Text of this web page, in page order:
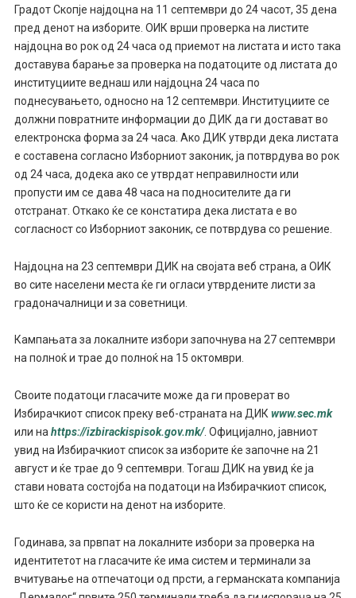
Градот Скопје најдоцна на 11 септември до 24 часот, 35 дена
пред денот на изборите. ОИК врши проверка на листите
најдоцна во рок од 24 часа од приемот на листата и исто така
доставува барање за проверка на податоците од листата до
институциите веднаш или најдоцна 24 часа по
поднесувањето, односно на 12 септември. Институциите се
должни повратните информации до ДИК да ги достават во
електронска форма за 24 часа. Ако ДИК утврди дека листата
е составена согласно Изборниот законик, ја потврдува во рок
од 24 часа, додека ако се утврдат неправилности или
пропусти им се дава 48 часа на подносителите да ги
отстранат. Откако ќе се констатира дека листата е во
согласност со Изборниот законик, се потврдува со решение.
Најдоцна на 23 септември ДИК на својата веб страна, а ОИК
во сите населени места ќе ги огласи утврдените листи за
градоначалници и за советници.
Кампањата за локалните избори започнува на 27 септември
на полноќ и трае до полноќ на 15 октомври.
Своите податоци гласачите може да ги проверат во
Избирачкиот список преку веб-страната на ДИКwww.sec.mk
или наhttps://izbirackispisok.gov.mk/. Официјално, јавниот
увид на Избирачкиот список за изборите ќе започне на 21
август и ќе трае до 9 септември. Тогаш ДИК на увид ќе ја
стави новата состојба на податоци на Избирачкиот список,
што ќе се користи на денот на изборите.
Годинава, за првпат на локалните избори за проверка на
идентитетот на гласачите ќе има систем и терминали за
вчитување на отпечатоци од прсти, а германската компанија